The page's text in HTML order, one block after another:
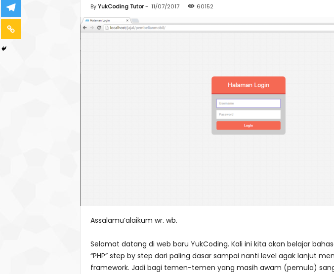
n
By YukCoding Tutor- 11/07/2017 60152
Assalamu’alaikum wr. wb.
Selamat datang di web baru YukCoding. Kali ini kita akan belajar
“PHP” step by step dari paling dasar sampai nanti level agak lanjut
framework. Jadi bagi temen-temen yang masih awam (pemula)